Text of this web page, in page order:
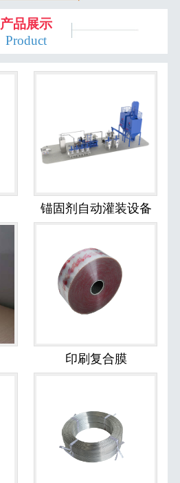
联系我们
产品展示
Product
锚固剂自动灌装设备
印刷复合膜